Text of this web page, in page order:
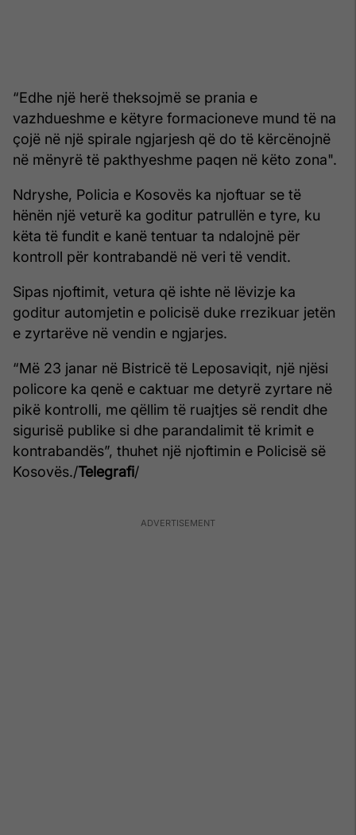
“Edhe një herë theksojmë se prania e
vazhdueshme e këtyre formacioneve mund të na
çojë në një spirale ngjarjesh që do të kërcënojnë
në mënyrë të pakthyeshme paqen në këto zona".
Ndryshe, Policia e Kosovës ka njoftuar se të
hënën një veturë ka goditur patrullën e tyre, ku
këta të fundit e kanë tentuar ta ndalojnë për
kontroll për kontrabandë në veri të vendit.
Sipas njoftimit, vetura që ishte në lëvizje ka
goditur automjetin e policisë duke rrezikuar jetën
e zyrtarëve në vendin e ngjarjes.
“Më 23 janar në Bistricë të Leposaviqit, një njësi
policore ka qenë e caktuar me detyrë zyrtare në
pikë kontrolli, me qëllim të ruajtjes së rendit dhe
sigurisë publike si dhe parandalimit të krimit e
kontrabandës”, thuhet një njoftimin e Policisë së
Kosovës./Telegrafi/